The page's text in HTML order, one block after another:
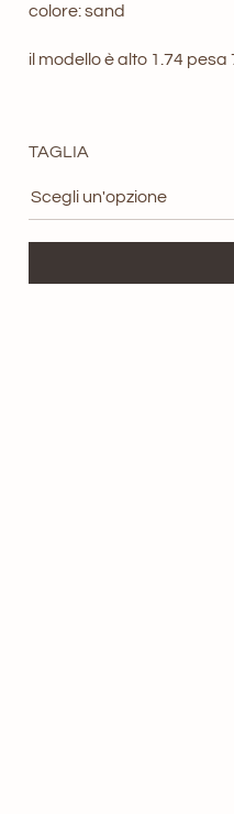
colore: sand
il modello è alto 1.74
TAGLIA
Astro